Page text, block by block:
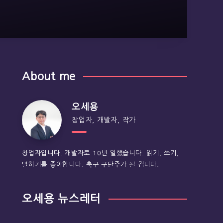
About me
오세용
창업자, 개발자, 작가
창업자입니다. 개발자로 10년 일했습니다. 읽기, 쓰기,
말하기를 좋아합니다. 축구 구단주가 될 겁니다.
오세용 뉴스레터